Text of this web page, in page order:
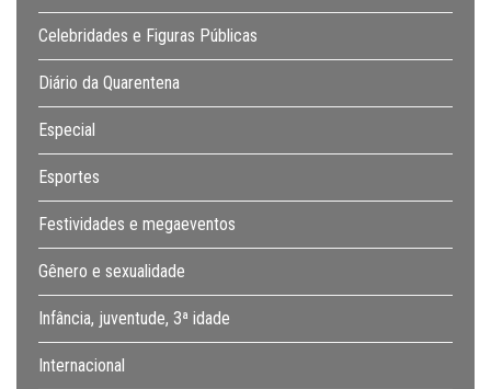
Celebridades e Figuras Públicas
Diário da Quarentena
Especial
Esportes
Festividades e megaeventos
Gênero e sexualidade
Infância, juventude, 3ª idade
Internacional